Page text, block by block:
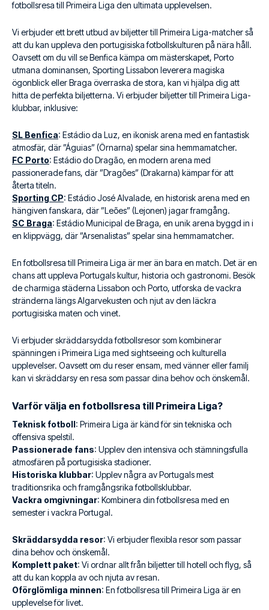
fotbollsresa till Primeira Liga den ultimata upplevelsen.
Vi erbjuder ett brett utbud av biljetter till Primeira Liga-matcher så
att du kan uppleva den portugisiska fotbollskulturen på nära håll.
Oavsett om du vill se Benfica kämpa om mästerskapet, Porto
utmana dominansen, Sporting Lissabon leverera magiska
ögonblick eller Braga överraska de stora, kan vi hjälpa dig att
hitta de perfekta biljetterna. Vi erbjuder biljetter till Primeira Liga-
klubbar, inklusive:
SL Benfica: Estádio da Luz, en ikonisk arena med en fantastisk
atmosfär, där ”Águias” (Örnarna) spelar sina hemmamatcher.
FC Porto: Estádio do Dragão, en modern arena med
passionerade fans, där ”Dragões” (Drakarna) kämpar för att
återta titeln.
Sporting CP: Estádio José Alvalade, en historisk arena med en
hängiven fanskara, där ”Leões” (Lejonen) jagar framgång.
SC Braga: Estádio Municipal de Braga, en unik arena byggd in i
en klippvägg, där ”Arsenalistas” spelar sina hemmamatcher.
En fotbollsresa till Primeira Liga är mer än bara en match. Det är en
chans att uppleva Portugals kultur, historia och gastronomi. Besök
de charmiga städerna Lissabon och Porto, utforska de vackra
stränderna längs Algarvekusten och njut av den läckra
portugisiska maten och vinet.
Vi erbjuder skräddarsydda fotbollsresor som kombinerar
spänningen i Primeira Liga med sightseeing och kulturella
upplevelser. Oavsett om du reser ensam, med vänner eller familj
kan vi skräddarsy en resa som passar dina behov och önskemål.
Varför välja en fotbollsresa till Primeira Liga?
Teknisk fotboll: Primeira Liga är känd för sin tekniska och
offensiva spelstil.
Passionerade fans: Upplev den intensiva och stämningsfulla
atmosfären på portugisiska stadioner.
Historiska klubbar: Upplev några av Portugals mest
traditionsrika och framgångsrika fotbollsklubbar.
Vackra omgivningar: Kombinera din fotbollsresa med en
semester i vackra Portugal.
Skräddarsydda resor: Vi erbjuder flexibla resor som passar
dina behov och önskemål.
Komplett paket: Vi ordnar allt från biljetter till hotell och flyg, så
att du kan koppla av och njuta av resan.
Oförglömliga minnen: En fotbollsresa till Primeira Liga är en
upplevelse för livet.